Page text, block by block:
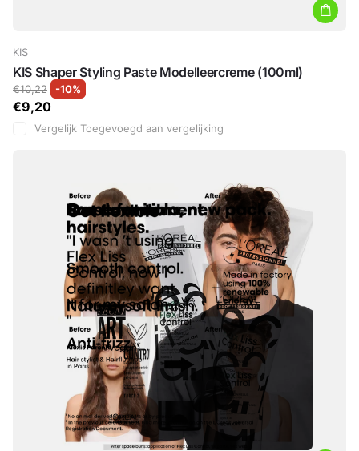
KIS
KIS Shaper Styling Paste Modelleercreme (100ml)
€10,22 -10%
€9,20
Vergelijk Toegevoegd aan vergelijking